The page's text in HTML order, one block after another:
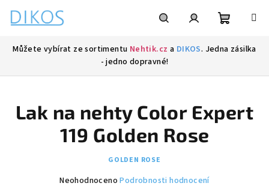
obsah
Můžete vybírat ze sortimentu Nehtik.cz a DIKOS. Jedna zásilka
- jedno dopravné!
Lak na nehty Color Expert
119 Golden Rose
GOLDEN ROSE
Průměrné
Neohodnoceno Podrobnosti hodnocení